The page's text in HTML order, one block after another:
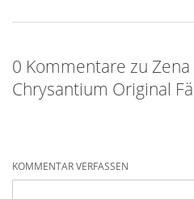
0 Kommentare zu Zena
Chrysantium Original
KOMMENTAR VERFASSEN